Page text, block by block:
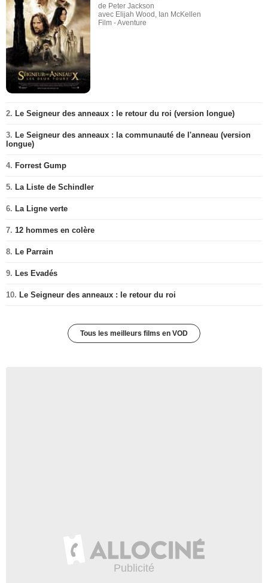
de Peter Jackson
avec Elijah Wood, Ian McKellen
Film - Aventure
2. Le Seigneur des anneaux : le retour du roi (version longue)
3. Le Seigneur des anneaux : la communauté de l'anneau (version
longue)
4. Forrest Gump
5. La Liste de Schindler
6. La Ligne verte
7. 12 hommes en colère
8. Le Parrain
9. Les Evadés
10. Le Seigneur des anneaux : le retour du roi
Tous les meilleurs films en VOD